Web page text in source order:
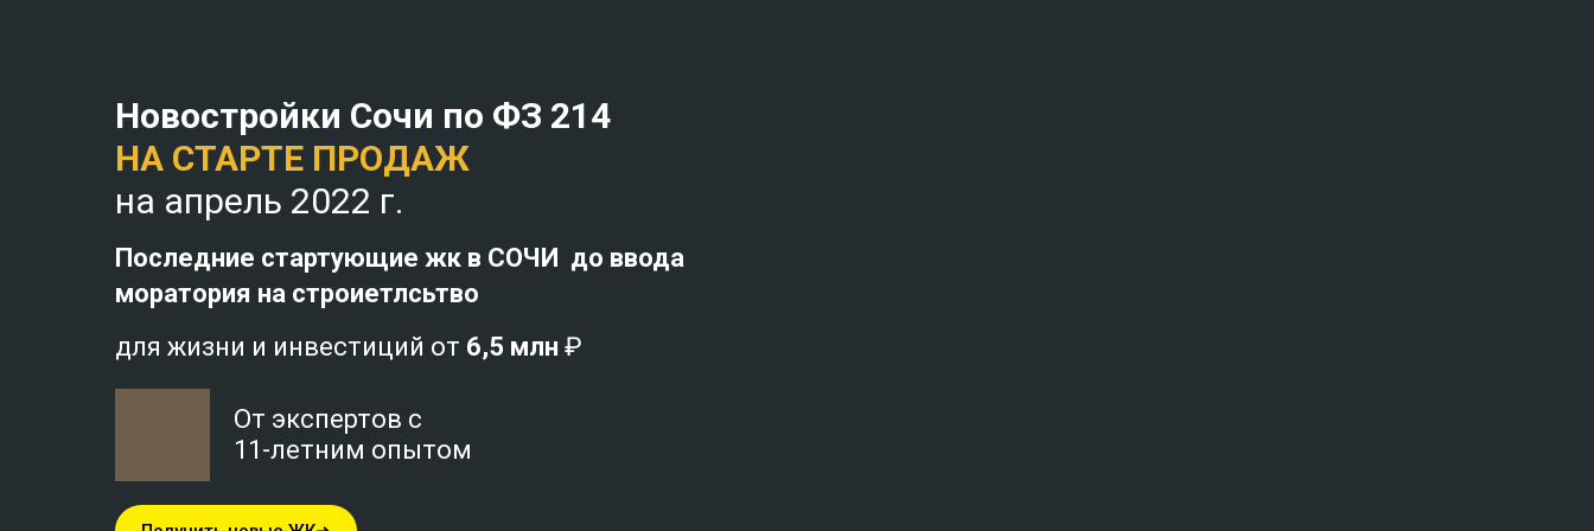
Новостройки Сочи по ФЗ 214
НА СТАРТЕ ПРОДАЖ
на апрель 2022 г.
Последние стартующие жк в СОЧИ до ввода
моратория на строиетлсьтво
для жизни и инвестиций от 6,5 млн ₽
От экспертов с
11-летним опытом